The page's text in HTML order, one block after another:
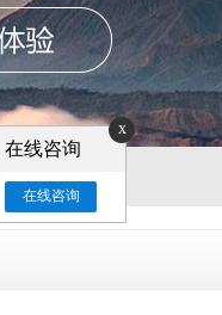
x
线咨询
在线咨询